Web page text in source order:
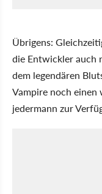
Übrigens:
die Entwickler
dem legendären
Vampire noch
jedermann zur